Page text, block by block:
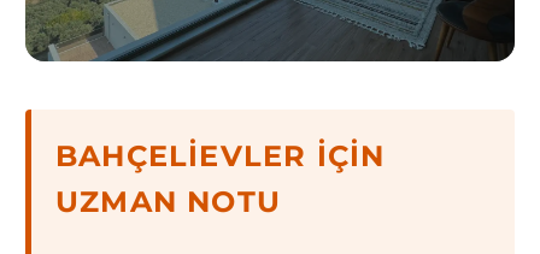
BAHÇELIEVLER İÇIN
UZMAN NOTU
States
Şehirler